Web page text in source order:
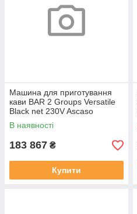
Машина для приготування
кави BAR 2 Groups Versatile
Black net 230V Ascaso
В наявності
183 867 ₴
Купити